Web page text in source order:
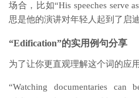
场合，比如“His speeches serve
思是他的演讲对年轻人起到了启迪
“Edification”的实用例句分享
为了让你更直观理解这个词的应
“Watching documentaries